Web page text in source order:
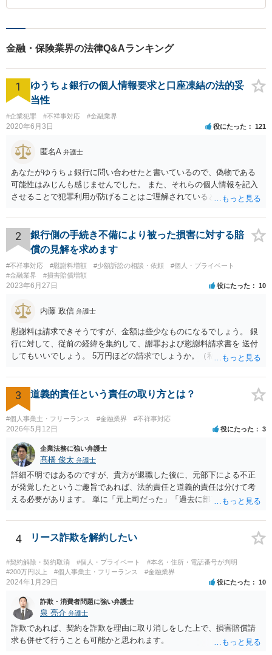
金融・保険業界の法律Q&Aランキング
1
ゆうちょ銀行の個人情報要求と口座凍結の法的妥
当性
#企業犯罪 #不祥事対応 #金融業界
2020年6月3日 役にたった 121
匿名A 弁護士
あなたがゆうちょ銀行に問い合わせたと書いているので、偽物である
可能性はみじんも感じませんでした。 また、それらの個人情報を記入
させることで犯罪利用が防げることはご理解されているとおりです。
士に同意を求めているだけです。 最初の回答では分かりづらかったの
かもしれませんが、質問にわかりやすく答えると「法的に許される」
が答えになります。 補足でアドバイスしておきますと、今私に反論し
てきたその内容をゆうちょ銀行にぶつければいいとおもいます。 もっ
とも、ぶつけられたゆうちょ銀行があなたと契約するかは法律上ゆう
ちょ銀行の自由です。
2
銀行側の手続き不備により被った損害に対する賠
償の見解を求めます
#不祥事対応 #慰謝料増額 #少額訴訟の相談・依頼
#個人・プライベート
#金融業界
#損害賠償増額
2023年6月27日 役にたった 10
内藤 政信 弁護士
慰謝料は請求できそうですが、金額は些少なものになるでしょう。 銀
行に対して、従前の経緯を集約して、謝罪および慰謝料請求書を 送付
してもいいでしょう。 5万円ほどの請求でしょうか。（私見）
3 道義的責任という責任の取り方とは？
#個人事業主・フリーランス #金融業界 #不祥事対応
2026年5月12日 役にたった 3
企業法務に強い弁護士
髙橋 俊太 弁護士
詳細不明ではあるのですが、貴方が退職した後に、元部下による不正
が発覚したというご趣旨であれば、法的責任と道義的責任は分けて考
える必要があります。 単に「元上司だった」「過去に部下だった」と
りません。会社が貴方に損害賠償請求をするには、在職中の管理監督
義務違反、引継ぎの不備、不正の兆候を知りながら放置したことな
ります。なお、在職中から会計処理や現金管理の不自然さを認識して
いた、部下に過度な権限を与えたまま放置していた、退職時に重要な
情報を引き継がなかった等の事情があれば、会社から問題視される可
能性はあるでしょう。 対応としては、まず会社から何を求められてい
るのかを明確にすることが重要です。謝罪、調査協力、金銭負担、始
末書提出など、求められている内容によって対応は異なります。不用
意に責任を認める文書を作成したり、損害負担を約束したりすること
は避けるべきです。一方で、在職中の業務内容、権限分掌、引継ぎ資
4 リース詐欺を解約したい
#契約解除・契約取消 #個人・プライベート
#本名・住所・電話番号が判明
#200万円以上
#個人事業主・フリーランス #金融業界
2024年1月29日 役にたった 10
詐欺・消費者問題に強い弁護士
泉 亮介 弁護士
詐欺であれば、契約を詐欺を理由に取り消しをした上で、損害賠償請
求も併せて行うことも可能かと思われます。